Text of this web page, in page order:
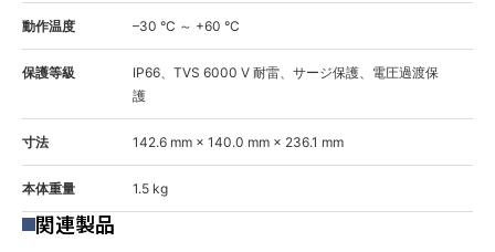
動作温度 –30 °C ～ +60 °C
保護等級
IP66、TVS 6000 V 耐雷、サージ保護、電圧過渡保
護
寸法 142.6 mm × 140.0 mm × 236.1 mm
本体重量 1.5 kg
関連製品